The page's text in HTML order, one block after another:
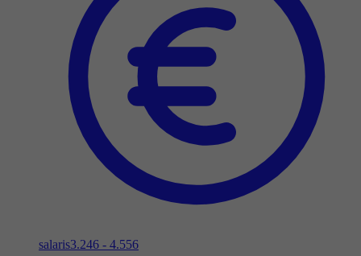
salaris3.246 - 4.556